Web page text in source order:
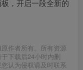
，开启一段全新的
作者所有。所有资源
下载后24小时内删
认为侵权请及时联系